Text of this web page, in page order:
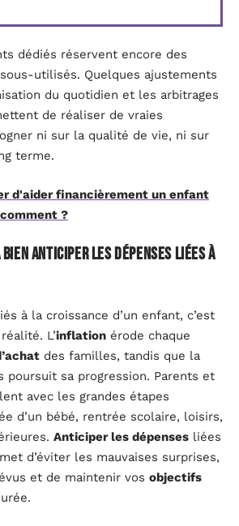
dédiés réservent encore des
utilisés. Quelques ajustements
du quotidien et les arbitrages
de réaliser de vraies
ni sur la qualité de vie, ni sur
terme.
d'aider financièrement un enfant
?
bien anticiper les dépenses liées à
à la croissance d’un enfant, c’est
L’inflation érode chaque
des familles, tandis que la
poursuit sa progression. Parents et
avec les grandes étapes
d’un bébé, rentrée scolaire, loisirs,
Anticiper les dépenses liées
d’éviter les mauvaises surprises,
et de maintenir vos objectifs